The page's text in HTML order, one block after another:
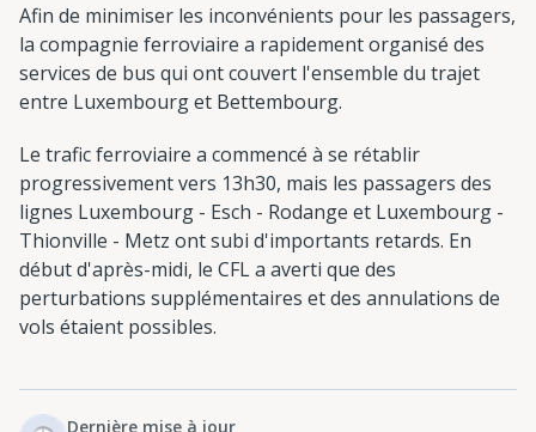
Afin de minimiser les inconvénients pour les passagers,
la compagnie ferroviaire a rapidement organisé des
services de bus qui ont couvert l'ensemble du trajet
entre Luxembourg et Bettembourg.
Le trafic ferroviaire a commencé à se rétablir
progressivement vers 13h30, mais les passagers des
lignes Luxembourg - Esch - Rodange et Luxembourg -
Thionville - Metz ont subi d'importants retards. En
début d'après-midi, le CFL a averti que des
perturbations supplémentaires et des annulations de
vols étaient possibles.
Dernière mise à jour